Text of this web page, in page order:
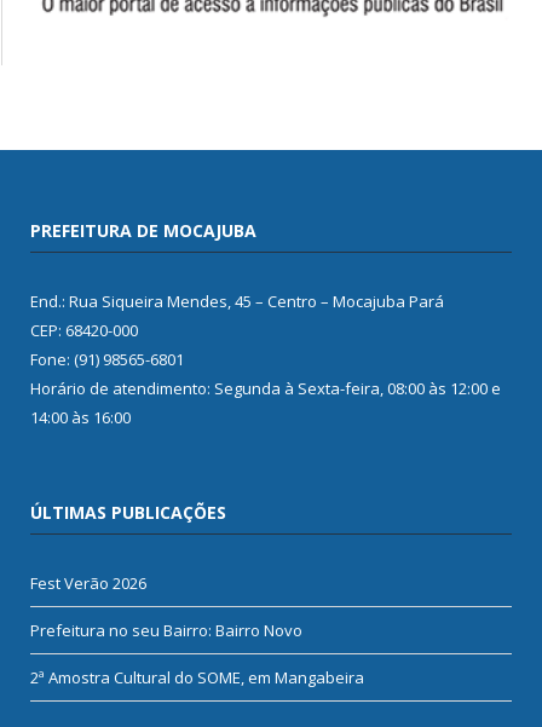
PREFEITURA DE MOCAJUBA
End.: Rua Siqueira Mendes, 45 – Centro – Mocajuba Pará
CEP: 68420-000
Fone: (91) 98565-6801
Horário de atendimento: Segunda à Sexta-feira, 08:00 às 12:00 e
14:00 às 16:00
ÚLTIMAS PUBLICAÇÕES
Fest Verão 2026
Prefeitura no seu Bairro: Bairro Novo
2ª Amostra Cultural do SOME, em Mangabeira